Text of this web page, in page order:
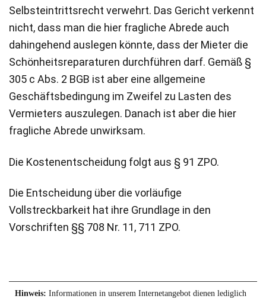
Selbsteintrittsrecht verwehrt. Das Gericht verkennt
nicht, dass man die hier fragliche Abrede auch
dahingehend auslegen könnte, dass der Mieter die
Schönheitsreparaturen durchführen darf. Gemäß §
305 c Abs. 2 BGB ist aber eine allgemeine
Geschäftsbedingung im Zweifel zu Lasten des
Vermieters auszulegen. Danach ist aber die hier
fragliche Abrede unwirksam.
Die Kostenentscheidung folgt aus § 91 ZPO.
Die Entscheidung über die vorläufige
Vollstreckbarkeit hat ihre Grundlage in den
Vorschriften §§ 708 Nr. 11, 711 ZPO.
Hinweis: Informationen in unserem Internetangebot dienen lediglich